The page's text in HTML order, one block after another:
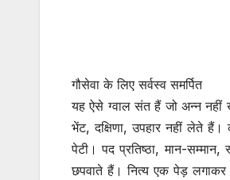
गौसेवा के लिए सर्वस्व समर्पित
यह ऐसे ग्वाल संत हैं जो अन्न नहीं
भेंट, दक्षिणा, उपहार नहीं लेते
पेटी। पद प्रतिष्ठा, मान-
छपवाते हैं। नित्य एक पेड़ लगाकर